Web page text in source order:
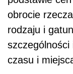
obrocie
rodzaju i
czasu i